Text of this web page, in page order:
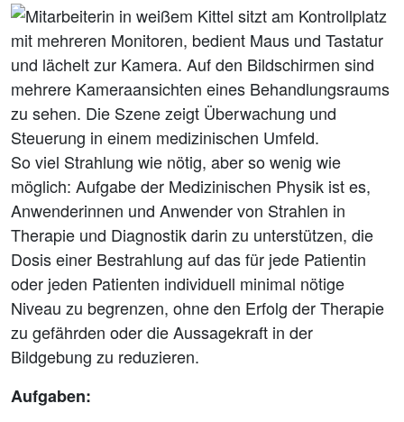
So viel Strahlung wie nötig, aber so wenig wie
möglich: Aufgabe der Medizinischen Physik ist es,
Anwenderinnen und Anwender von Strahlen in
Therapie und Diagnostik darin zu unterstützen, die
Dosis einer Bestrahlung auf das für jede Patientin
oder jeden Patienten individuell minimal nötige
Niveau zu begrenzen, ohne den Erfolg der Therapie
zu gefährden oder die Aussagekraft in der
Bildgebung zu reduzieren.
Aufgaben: